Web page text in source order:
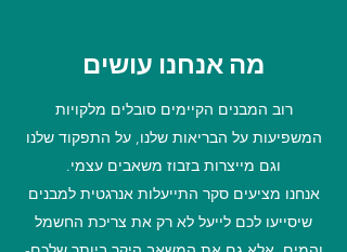
מה אנחנו עושים
רוב המבנים הקיימים סובלים מלקויות
המשפיעות על הבריאות שלנו, על התפקוד שלנו
וגם מייצרות בזבוז משאבים עצמי.
אנחנו מציעים סקר התייעלות אנרגטית למבנים
שיסייעו לכם לייעל לא רק את צריכת החשמל